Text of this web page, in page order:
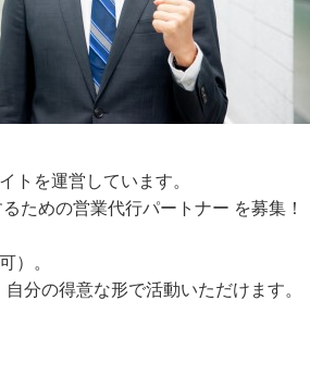
トを運営しています。
ための営業代行パートナー を募集！
）。
分の得意な形で活動いただけます。